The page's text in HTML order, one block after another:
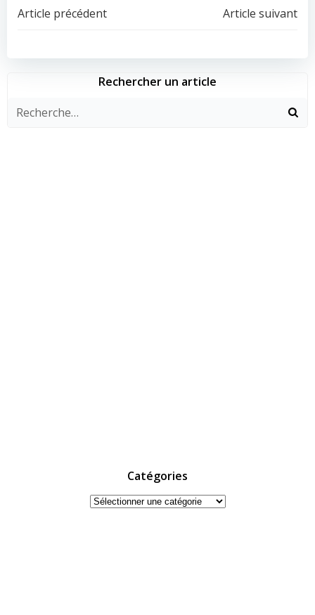
Navigation
de
l’article
Article précédent
Navigation
de
l’article
Article suivant
Rechercher un article
Catégories
Catégories